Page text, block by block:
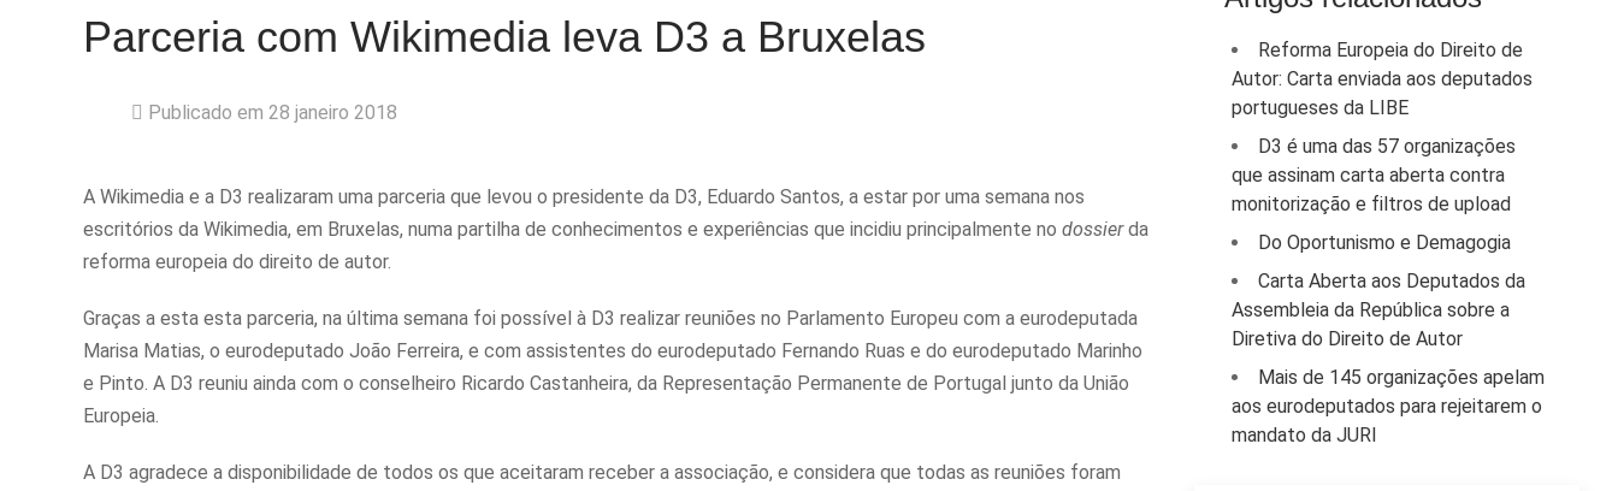
Parceria com Wikimedia leva D3 a Bruxelas
Publicado em 28 janeiro 2018
A Wikimedia e a D3 realizaram uma parceria que levou o presidente da D3, Eduardo Santos, a estar por uma semana nos
escritórios da Wikimedia, em Bruxelas, numa partilha de conhecimentos e experiências que incidiu principalmente no dossierda
reforma europeia do direito de autor.
Graças a esta esta parceria, na última semana foi possível à D3 realizar reuniões no Parlamento Europeu com a eurodeputada
Marisa Matias, o eurodeputado João Ferreira, e com assistentes do eurodeputado Fernando Ruas e do eurodeputado Marinho
e Pinto. A D3 reuniu ainda com o conselheiro Ricardo Castanheira, da Representação Permanente de Portugal junto da União
Europeia.
A D3 agradece a disponibilidade de todos os que aceitaram receber a associação, e considera que todas as reuniões foram
Reforma Europeia do Direito de
Autor: Carta enviada aos deputados
portugueses da LIBE
D3 é uma das 57 organizações
que assinam carta aberta contra
monitorização e filtros de upload
Do Oportunismo e Demagogia
Carta Aberta aos Deputados da
Assembleia da República sobre a
Diretiva do Direito de Autor
Mais de 145 organizações apelam
aos eurodeputados para rejeitarem o
mandato da JURI